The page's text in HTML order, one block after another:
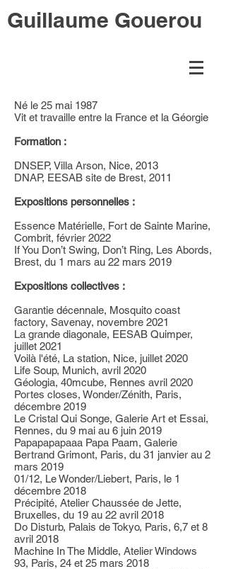
Guillaume Gouerou
Né le 25 mai 1987
Vit et travaille entre la France et la Géorgie
Formation :
DNSEP, Villa Arson, Nice, 2013
DNAP, EESAB site de Brest, 2011
Expositions personnelles :
Essence Matérielle, Fort de Sainte Marine,
Combrit, février 2022
If You Don’t Swing, Don’t Ring, Les Abords,
Brest, du 1 mars au 22 mars 2019
Expositions collectives :
Garantie décennale, Mosquito coast
factory, Savenay, novembre 2021
La grande diagonale, EESAB Quimper,
juillet 2021
Voilà l'été, La station, Nice, juillet 2020
Life Soup, Munich, avril 2020
Géologia, 40mcube, Rennes avril 2020
Portes closes, Wonder/Zénith, Paris,
décembre 2019
Le Cristal Qui Songe, Galerie Art et Essai,
Rennes, du 9 mai au 6 juin 2019
Papapapapaaa Papa Paam, Galerie
Bertrand Grimont, Paris, du 31 janvier au 2
mars 2019
01/12, Le Wonder/Liebert, Paris, le 1
décembre 2018
Précipité, Atelier Chaussée de Jette,
Bruxelles, du 19 au 22 avril 2018
Do Disturb, Palais de Tokyo, Paris, 6,7 et 8
avril 2018
Machine In The Middle, Atelier Windows
93, Paris, 24 et 25 mars 2018